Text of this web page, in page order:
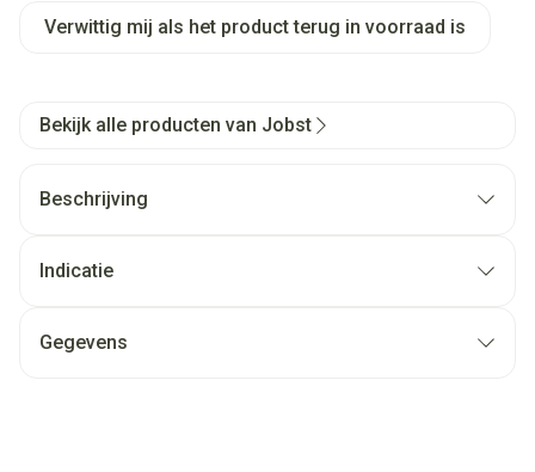
Verwittig mij als het product terug in voorraad is
Bekijk alle producten van Jobst
Beschrijving
Indicatie
Gegevens